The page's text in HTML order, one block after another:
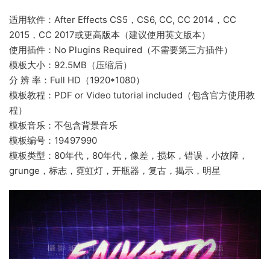
适用软件：After Effects CS5，CS6, CC, CC 2014，CC
2015，CC 2017或更高版本（建议使用英文版本）
使用插件：No Plugins Required（不需要第三方插件）
模板大小：92.5MB（压缩后）
分 辨 率：Full HD（1920*1080）
模板教程：PDF or Video tutorial included（包含官方使用教
程）
模板音乐：不包含背景音乐
模板编号：19497990
模板类型：80年代，80年代，像差，损坏，错误，小故障，
grunge，标志，霓虹灯，开瓶器，复古，揭示，明星